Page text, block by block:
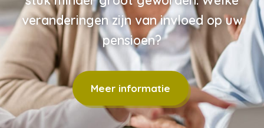
situatie? En welke houdt rekening met
veranderende omstandigheden?